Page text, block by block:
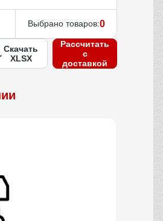
Выбрано товаров:0
Скачать
XLSX
Рассчитать
с
доставкой